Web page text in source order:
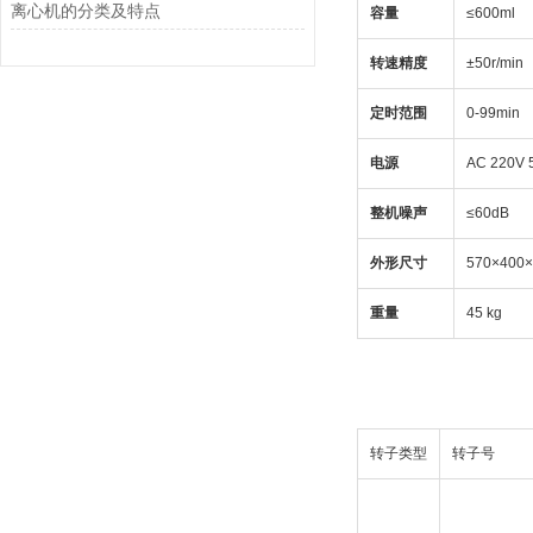
离心机的分类及特点 容量 ≤600ml
转速精度 ±50r/min
定时范围 0-99min
电源 AC 220V
整机噪声 ≤60dB
外形尺寸
重量 45 kg
转子类型 转子号